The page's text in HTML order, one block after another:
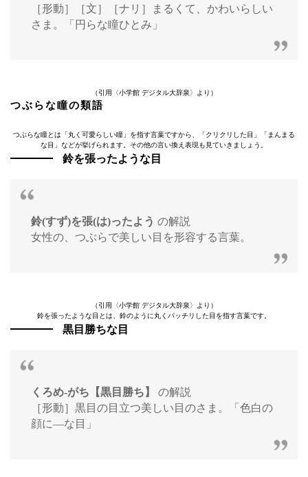
［形動］［文］［ナリ］まるくて、かわいらしい
さま。「円らな瞳ひとみ」
（引用〈小学館 デジタル大辞泉〉より）
つぶらな瞳の類語
つぶらな瞳とは「丸く可愛らしい瞳」を指す言葉ですから、「クリクリした目」「まんまる
な目」などが挙げられます。その他の言い換え表現も見ていきましょう。
鈴を張ったような目
鈴(すず)を張(は)ったよう の解説
女性の、つぶらで美しい目を形容する言葉。
（引用〈小学館 デジタル大辞泉〉より）
鈴を張ったような目とは、鈴のように丸くパッチリした目を指す言葉です。
黒目勝ちな目
くろめ‐がち【黒目勝ち】
の解説
［形動］黒目の目立つ美しい目のさま。「色白の
顔に—な目」